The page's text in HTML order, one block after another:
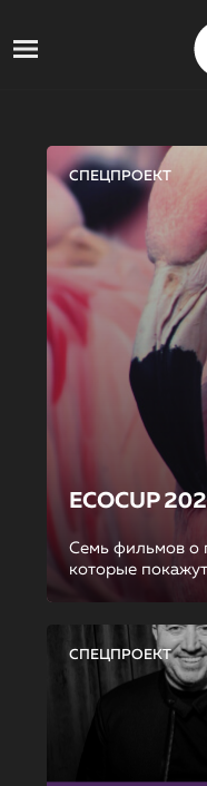
СПЕЦПРОЕКТ
ECOCUP
Семь фильмов о
которые
СПЕЦПРОЕКТ